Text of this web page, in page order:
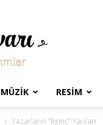
MÜZIK RESIM
Yazarların “İlginç” Yanları